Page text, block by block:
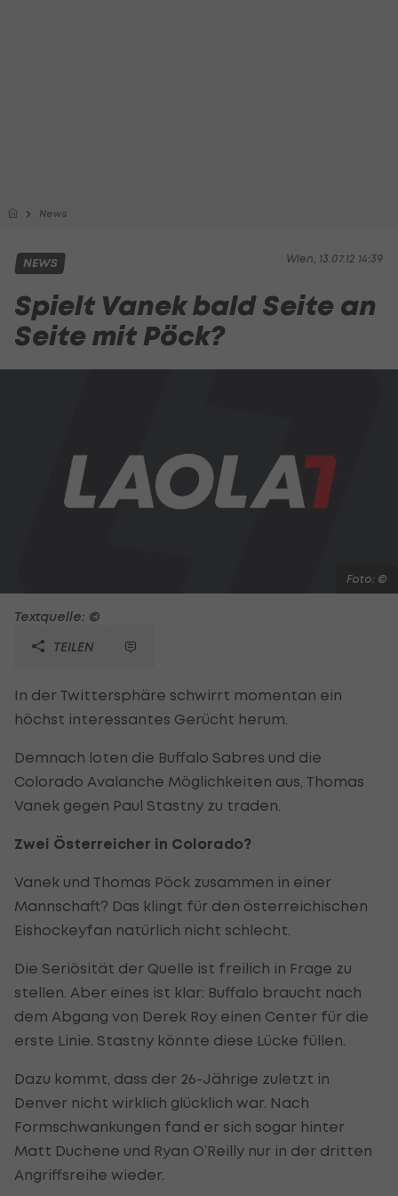
News
Wien, 13.07.12 14:39
NEWS
Spielt Vanek bald Seite an
Seite mit Pöck?
Foto: ©
Textquelle: ©
TEILEN
In der Twittersphäre schwirrt momentan ein
höchst interessantes Gerücht herum.
Demnach loten die Buffalo Sabres und die
Colorado Avalanche Möglichkeiten aus, Thomas
Vanek gegen Paul Stastny zu traden.
Zwei Österreicher in Colorado?
Vanek und Thomas Pöck zusammen in einer
Mannschaft? Das klingt für den österreichischen
Eishockeyfan natürlich nicht schlecht.
Die Seriösität der Quelle ist freilich in Frage zu
stellen. Aber eines ist klar: Buffalo braucht nach
dem Abgang von Derek Roy einen Center für die
erste Linie. Stastny könnte diese Lücke füllen.
Dazu kommt, dass der 26-Jährige zuletzt in
Denver nicht wirklich glücklich war. Nach
Formschwankungen fand er sich sogar hinter
Matt Duchene und Ryan O’Reilly nur in der dritten
Angriffsreihe wieder.